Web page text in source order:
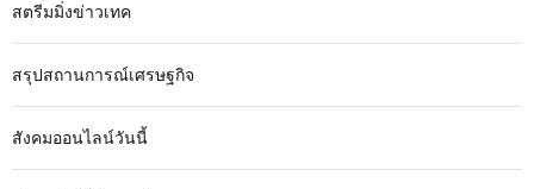
สตรีมมิ่งข่าวเทค
สรุปสถานการณ์เศรษฐกิจ
สังคมออนไลน์วันนี้